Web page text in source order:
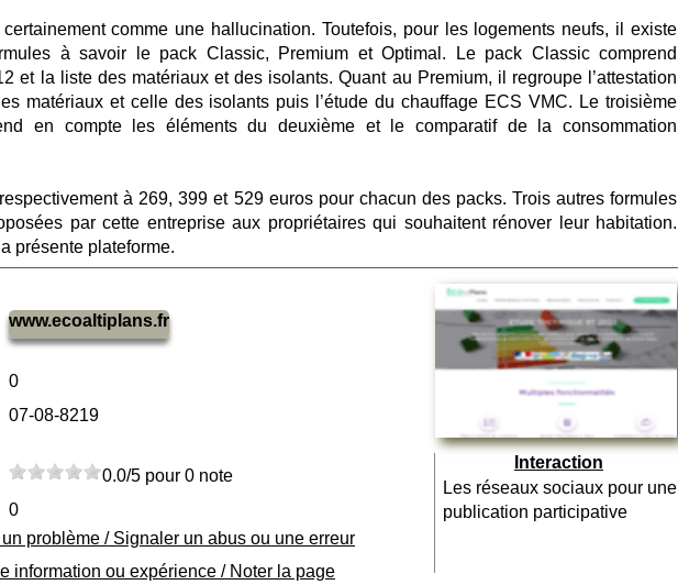
comme une hallucination. Toutefois, pour les logements neufs, il existe
à savoir le pack Classic, Premium et Optimal. Le pack Classic comprend
et la liste des matériaux et des isolants. Quant au Premium, il regroupe l’attestation
matériaux et celle des isolants puis l’étude du chauffage ECS VMC. Le troisième
en compte les éléments du deuxième et le comparatif de la consommation
à 269, 399 et 529 euros pour chacun des packs. Trois autres formules
par cette entreprise aux propriétaires qui souhaitent rénover leur habitation.
présente plateforme.
www.ecoaltiplans.fr
0
07-08-8219
0.0/5 pour 0 note
0
problème / Signaler un abus ou une erreur
information ou expérience / Noter la page
Interaction
Les réseaux sociaux pour une
publication participative